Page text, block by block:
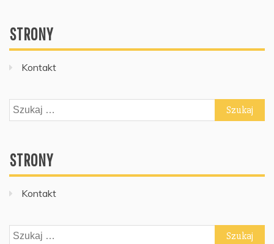
STRONY
Kontakt
Szukaj:
STRONY
Kontakt
Szukaj: